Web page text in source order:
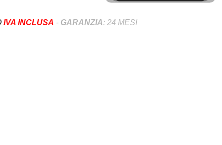
IVA INCLUSA - GARANZIA: 24 MESI